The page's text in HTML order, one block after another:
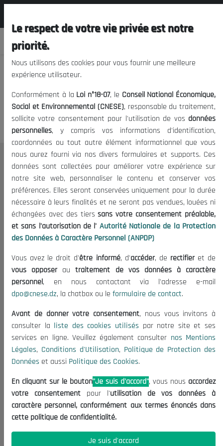
We apologize, but you cannot
access this content.
THE NESEC
About
The President
Organisation
Publications
Calls for Tenders and Consultations
Legal Notices
Terms of Use
Data Protection Policy
Cookie Policy
Contact US
(+213) 021 98 01 00|01|02
contact@cnese.dz
Suggestions or Initiatives?
Newsletter
Inscrivez-vous, soyez le premier à découvrir nos
Le respect de votre vie privée est notre
priorité.
Nous utilisons des cookies pour vous fournir une meilleure
expérience utilisateur.
Conformément à la Loi n°18-07, le Conseil National Économique,
Social et Environnemental (CNESE), responsable du traitement,
sollicite votre consentement pour l'utilisation de vos données
personnelles, y compris vos informations d'identification,
coordonnées ou tout autre élément informationnel que vous
nous aurez fourni via nos divers formulaires et supports. Ces
données sont collectées pour améliorer votre expérience sur
notre site web, personnaliser le contenu et conserver vos
préférences. Elles seront conservées uniquement pour la durée
nécessaire à leurs finalités et ne seront pas vendues, louées ni
échangées avec des tierssans votre consentement préalable,
et sans l'autorisation de l' Autorité Nationale de la Protection
des Données à Caractère Personnel (ANPDP)
Vous avez le droit d'être informé, d'accéder, de rectifieret de
vous opposerautraitement de vos données à caractère
personnel, en nous contactant via l'adresse e-mail
dpo@cnese.dz, la chatbox ou le formulaire de contact.
Avant de donner votre consentement, nous vous invitons à
consulter la liste des cookies utilisés par notre site et ses
services en ligne. Veuillez également consulter nos Mentions
Légales, Conditions d'Utilisation, Politique de Protection des
Données et aussi Politique des Cookies.
En cliquant sur le bouton"Je suis d'accord", vous nous accordez
votre consentement pour l'utilisation de vos données à
caractère personnel, conformément aux termes énoncés dans
cette politique de confidentialité.
Je suis d'accord